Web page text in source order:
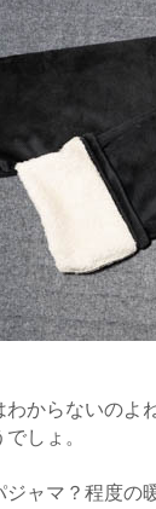
からないのよ
しょ。
ャマ？程度の